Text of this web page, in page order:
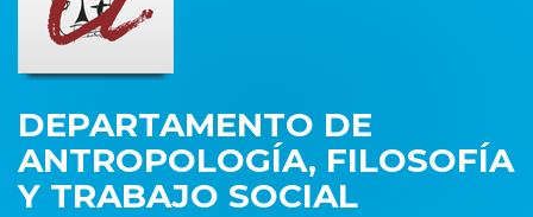
TRANSFERENCIA
DEPARTAMENTO DE
ANTROPOLOGÍA, FILOSOFÍA
Y TRABAJO SOCIAL